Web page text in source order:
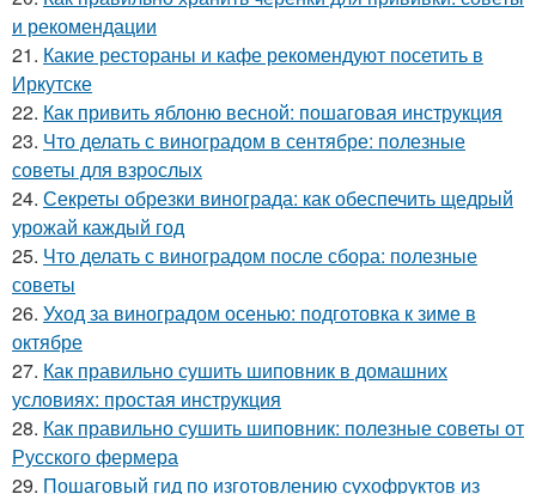
и рекомендации
21. Какие рестораны и кафе рекомендуют посетить в
Иркутске
22. Как привить яблоню весной: пошаговая инструкция
23. Что делать с виноградом в сентябре: полезные
советы для взрослых
24. Секреты обрезки винограда: как обеспечить щедрый
урожай каждый год
25. Что делать с виноградом после сбора: полезные
советы
26. Уход за виноградом осенью: подготовка к зиме в
октябре
27. Как правильно сушить шиповник в домашних
условиях: простая инструкция
28. Как правильно сушить шиповник: полезные советы от
Русского фермера
29. Пошаговый гид по изготовлению сухофруктов из